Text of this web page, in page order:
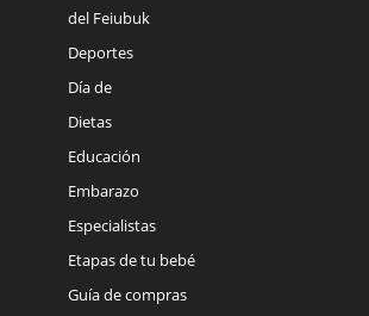
del Feiubuk
Deportes
Día de
Dietas
Educación
Embarazo
Especialistas
Etapas de tu bebé
Guía de compras